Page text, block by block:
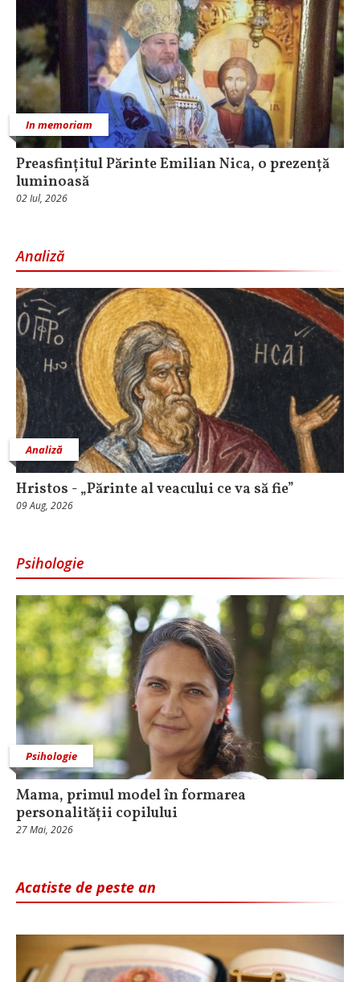
In memoriam
Preasfințitul Părinte Emilian Nica, o prezență
luminoasă
02 Iul, 2026
Analiză
Analiză
Hristos - „Părinte al veacului ce va să fie”
09 Aug, 2026
Psihologie
Psihologie
Mama, primul model în formarea
personalității copilului
27 Mai, 2026
Acatiste de peste an